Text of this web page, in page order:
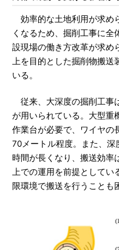
効率的な土地利用が求め
くなるため、掘削工事に全
設現場の働き方改革が求め
上を目的とした掘削物搬
いる。
従来、大深度の掘削工事
が用いられている。大型重
作業台が必要で、ワイヤの
70メートル程度。また、
時間が長くなり、搬送効率
上での運用を前提として
限環境で搬送を行うことも